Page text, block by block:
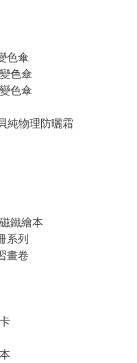
色傘
色傘
色傘
純物理防曬霜
鐵繪本
系列
畫卷